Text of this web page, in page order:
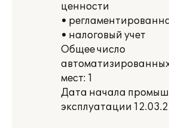
ценности
•
• налоговый учет
Общее число
мест: 1
Дата начала
эксплуатации